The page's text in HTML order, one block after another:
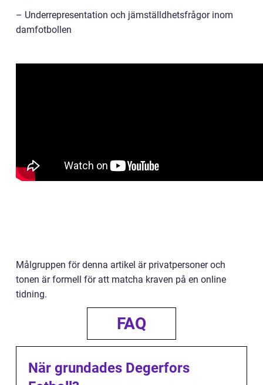
– Underrepresentation och jämställdhetsfrågor inom
damfotbollen
Målgruppen för denna artikel är privatpersoner och
tonen är formell för att matcha kraven på en online
tidning.
FAQ
När grundades Degerfors